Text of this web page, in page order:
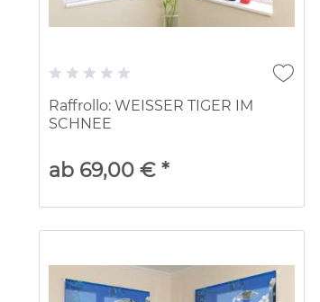
Raffrollo: WEISSER TIGER IM
SCHNEE
ab 69,00 € *